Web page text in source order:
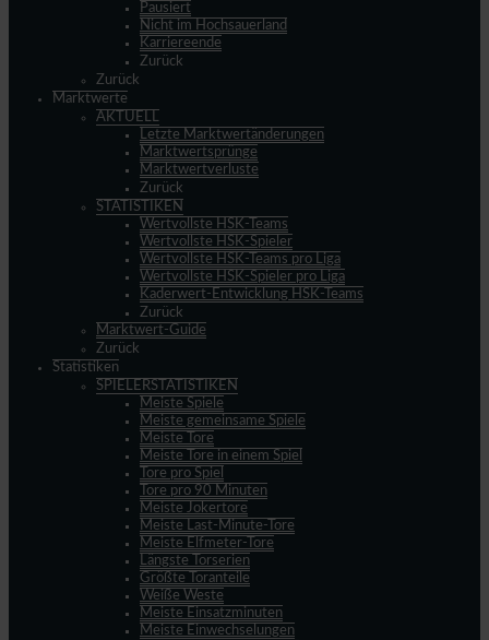
Pausiert
Nicht im Hochsauerland
Karriereende
Zurück
Zurück
Marktwerte
AKTUELL
Letzte Marktwertänderungen
Marktwertsprünge
Marktwertverluste
Zurück
STATISTIKEN
Wertvollste HSK-Teams
Wertvollste HSK-Spieler
Wertvollste HSK-Teams pro Liga
Wertvollste HSK-Spieler pro Liga
Kaderwert-Entwicklung HSK-Teams
Zurück
Marktwert-Guide
Zurück
Statistiken
SPIELERSTATISTIKEN
Meiste Spiele
Meiste gemeinsame Spiele
Meiste Tore
Meiste Tore in einem Spiel
Tore pro Spiel
Tore pro 90 Minuten
Meiste Jokertore
Meiste Last-Minute-Tore
Meiste Elfmeter-Tore
Längste Torserien
Größte Toranteile
Weiße Weste
Meiste Einsatzminuten
Meiste Einwechselungen